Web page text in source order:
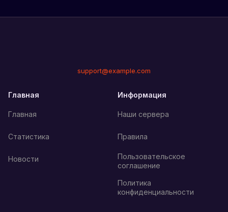
support@example.com
Главная
Главная
Статистика
Новости
Информация
Наши сервера
Правила
Пользовательское
соглашение
Политика
конфиденциальности